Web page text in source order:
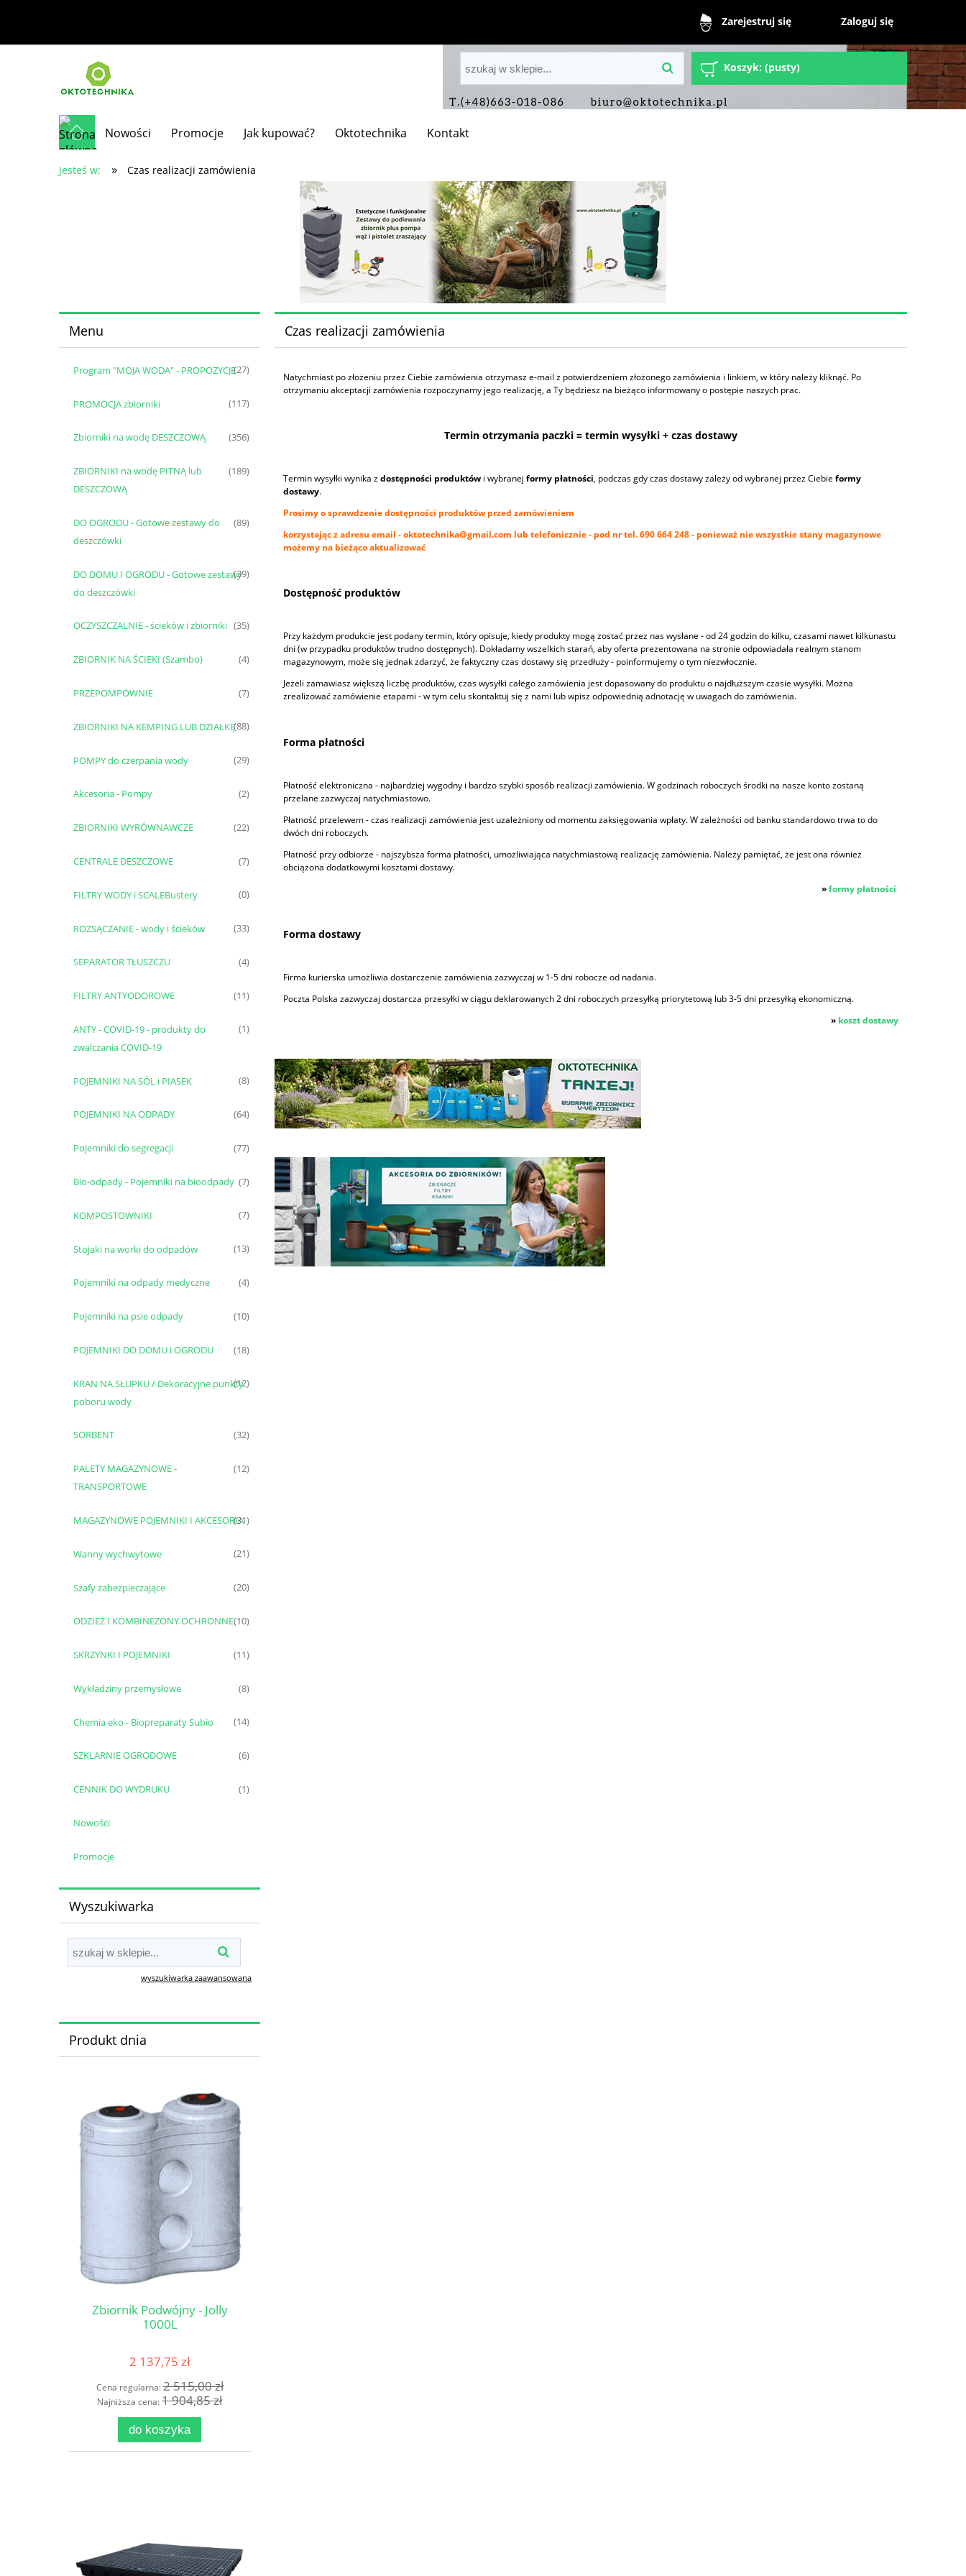
Zarejestruj się Zaloguj się
Koszyk: (pusty)
Nowości Promocje Jak kupować? Oktotechnika Kontakt
Jesteś w: » Czas realizacji zamówienia
Menu
Program "MOJA WODA" - PROPOZYCJE(27)
PROMOCJA zbiorniki (117)
Zbiorniki na wodę DESZCZOWĄ (356)
ZBIORNIKI na wodę PITNĄ lub
DESZCZOWĄ
(189)
DO OGRODU - Gotowe zestawy do
deszczówki
(89)
DO DOMU I OGRODU - Gotowe zestawy
do deszczówki
(39)
OCZYSZCZALNIE - ścieków i zbiorniki (35)
ZBIORNIK NA ŚCIEKI (Szambo) (4)
PRZEPOMPOWNIE (7)
ZBIORNIKI NA KEMPING LUB DZIAŁKĘ(88)
POMPY do czerpania wody (29)
Akcesoria - Pompy (2)
ZBIORNIKI WYRÓWNAWCZE (22)
CENTRALE DESZCZOWE (7)
FILTRY WODY i SCALEBustery (0)
ROZSĄCZANIE - wody i ścieków (33)
SEPARATOR TŁUSZCZU (4)
FILTRY ANTYODOROWE (11)
ANTY - COVID-19 - produkty do
zwalczania COVID-19
(1)
POJEMNIKI NA SÓL i PIASEK (8)
POJEMNIKI NA ODPADY (64)
Pojemniki do segregacji (77)
Bio-odpady - Pojemniki na bioodpady (7)
KOMPOSTOWNIKI (7)
Stojaki na worki do odpadów (13)
Pojemniki na odpady medyczne (4)
Pojemniki na psie odpady (10)
POJEMNIKI DO DOMU i OGRODU (18)
KRAN NA SŁUPKU / Dekoracyjne punkty
poboru wody
(12)
SORBENT (32)
PALETY MAGAZYNOWE -
TRANSPORTOWE
(12)
MAGAZYNOWE POJEMNIKI I AKCESORIA
(31)
Wanny wychwytowe (21)
Szafy zabezpieczające (20)
ODZIEŻ I KOMBINEZONY OCHRONNE(10)
SKRZYNKI I POJEMNIKI (11)
Wykładziny przemysłowe (8)
Chemia eko - Biopreparaty Subio (14)
SZKLARNIE OGRODOWE (6)
CENNIK DO WYDRUKU (1)
Nowości
Promocje
Wyszukiwarka
wyszukiwarka zaawansowana
Produkt dnia
Zbiornik Podwójny - Jolly
1000L
2 137,75 zł
Cena regularna:2 515,00 zł
Najniższa cena:1 904,85 zł
do koszyka
Czas realizacji zamówienia
Natychmiast po złożeniu przez Ciebie zamówienia otrzymasz e-mail z potwierdzeniem złożonego zamówienia i linkiem, w który należy kliknąć. Po
otrzymaniu akceptacji zamówienia rozpoczynamy jego realizację, a Ty będziesz na bieżąco informowany o postępie naszych prac.
Termin otrzymania paczki = termin wysyłki + czas dostawy
Termin wysyłki wynika zdostępności produktów i wybranej formy płatności, podczas gdy czas dostawy zależy od wybranej przez Ciebie formy
dostawy.
Prosimy o sprawdzenie dostępności produktów przed zamówieniem
korzystając z adresu email -oktotechnika@gmail.com lub telefonicznie - pod nr tel. 690 664 248 - ponieważ nie wszystkie stany magazynowe
możemy na bieżąco aktualizować
Dostępność produktów
Przy każdym produkcie jest podany termin, który opisuje, kiedy produkty mogą zostać przez nas wysłane - od 24 godzin do kilku, czasami nawet kilkunastu
dni (w przypadku produktów trudno dostępnych). Dokładamy wszelkich starań, aby oferta prezentowana na stronie odpowiadała realnym stanom
magazynowym, może się jednak zdarzyć, że faktyczny czas dostawy się przedłuży - poinformujemy o tym niezwłocznie.
Jeżeli zamawiasz większą liczbę produktów, czas wysyłki całego zamówienia jest dopasowany do produktu o najdłuższym czasie wysyłki. Można
zrealizować zamówienie etapami - w tym celu skontaktuj się z nami lub wpisz odpowiednią adnotację w uwagach do zamówienia.
Forma płatności
Płatność elektroniczna - najbardziej wygodny i bardzo szybki sposób realizacji zamówienia. W godzinach roboczych środki na nasze konto zostaną
przelane zazwyczaj natychmiastowo.
Płatność przelewem - czas realizacji zamówienia jest uzależniony od momentu zaksięgowania wpłaty. W zależności od banku standardowo trwa to do
dwóch dni roboczych.
Płatność przy odbiorze - najszybsza forma płatności, umożliwiająca natychmiastową realizację zamówienia. Należy pamiętać, że jest ona również
obciążona dodatkowymi kosztami dostawy.
»formy płatności
Forma dostawy
Firma kurierska umożliwia dostarczenie zamówienia zazwyczaj w 1-5 dni robocze od nadania.
Poczta Polska zazwyczaj dostarcza przesyłki w ciągu deklarowanych 2 dni roboczych przesyłką priorytetową lub 3-5 dni przesyłką ekonomiczną.
» koszt dostawy